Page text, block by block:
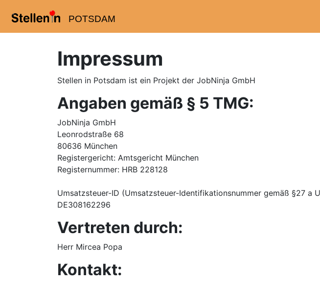
POTSDAM
Impressum
Stellen in Potsdam ist ein Projekt der JobNinja GmbH
Angaben gemäß § 5 TMG:
JobNinja GmbH
Leonrodstraße 68
80636 München
Registergericht: Amtsgericht München
Registernummer: HRB 228128
Umsatzsteuer-ID (Umsatzsteuer-Identifikationsnummer gemäß §27 a
DE308162296
Vertreten durch:
Herr Mircea Popa
Kontakt: